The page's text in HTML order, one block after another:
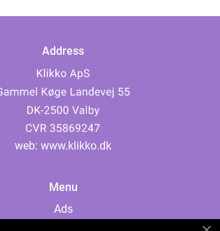
Address
web: www.klikko.dk
Menu
Ads